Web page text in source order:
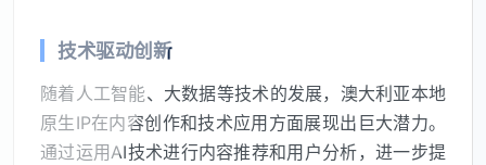
技术驱动创新
随着人工智能、大数据等技术的发展，澳大利亚本地
原生IP在内容创作和技术应用方面展现出巨大潜力。
通过运用AI技术进行内容推荐和用户分析，进一步提